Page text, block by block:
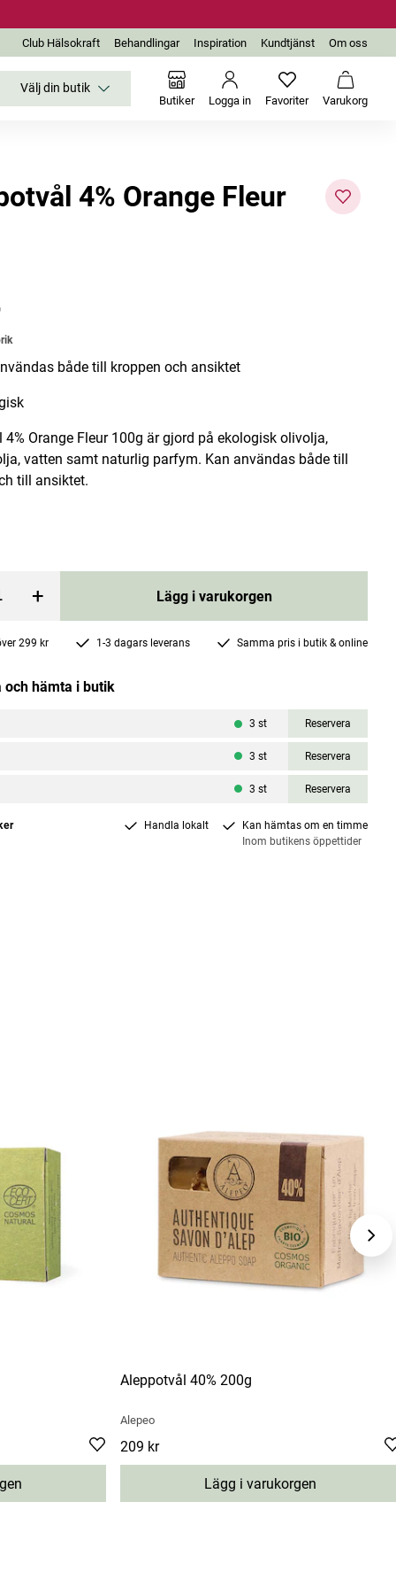
Club Hälsokraft Behandlingar Inspiration Kundtjänst Om oss
Välj din butik
Butiker Logga in FavoriterInga favoriter
Varukorg
95g
Friendly Soap
Lägg i varukorgen
4% Orange Fleur
både till kroppen och ansiktet
4% Orange Fleur 100g är gjord på ekologisk olivolja,
vatten samt naturlig parfym. Kan användas både till
till ansiktet.
+ Lägg i varukorgen
299 kr 1-3 dagars leverans Samma pris i butik & online
och hämta i butik
3 st Reservera
3 st Reservera
3 st Reservera
Handla lokalt
Kan hämtas om en timme
Inom butikens öppettider
Aleppotvål 40% 200g
Alepeo
Pris :209 kr
209 kr
Lägg i varukorgen